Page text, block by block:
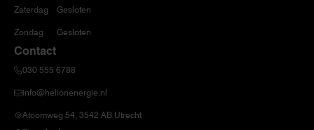
Zaterdag
Zondag
Gesloten
Gesloten
Contact
030 555 6788
info@helionenergie.nl
Atoomweg 54, 3542 AB Utrecht